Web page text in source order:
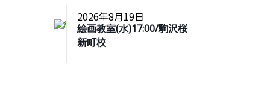
2026年8月19日
絵画教室(水)17:00/駒沢桜
新町校